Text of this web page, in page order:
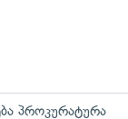
პროკურატურა